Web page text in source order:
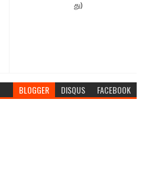
து)
BLOGGER DISQUS FACEBOOK